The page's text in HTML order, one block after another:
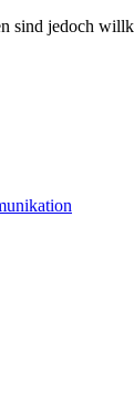
sind jedoch